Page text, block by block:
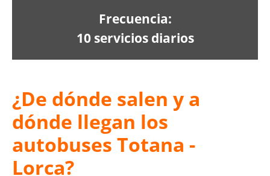
Frecuencia:
10 servicios diarios
¿De dónde salen y a
dónde llegan los
autobuses Totana -
Lorca?